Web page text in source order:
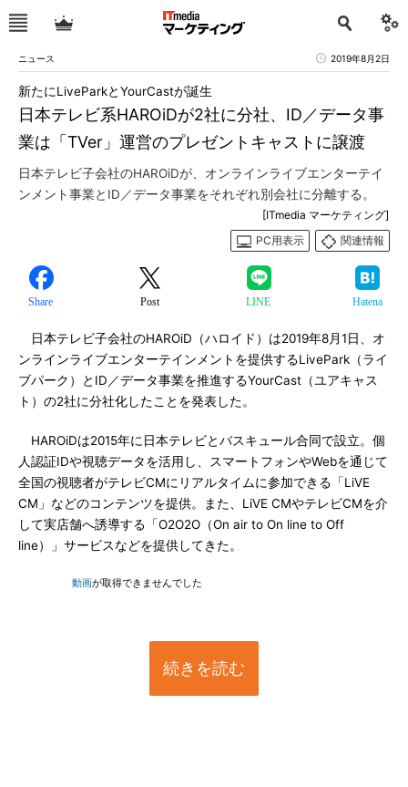
ニュース 2019年8月2日
日本テレビ系HAROiDが2社に分社、ID／データ事
業は「TVer」運営のプレゼントキャストに譲渡
新たにLiveParkとYourCastが誕生
日本テレビ子会社のHAROiDが、オンラインライブエンターテイ
ンメント事業とID／データ事業をそれぞれ別会社に分離する。
[ITmedia マーケティング]
PC用表示
関連情報
Share Post LINE Hatena
日本テレビ子会社のHAROiD（ハロイド）は2019年8月1日、オ
ンラインライブエンターテインメントを提供するLivePark（ライ
ブパーク）とID／データ事業を推進するYourCast（ユアキャス
ト）の2社に分社化したことを発表した。
HAROiDは2015年に日本テレビとバスキュール合同で設立。個
人認証IDや視聴データを活用し、スマートフォンやWebを通じて
全国の視聴者がテレビCMにリアルタイムに参加できる「LiVE
CM」などのコンテンツを提供。また、LiVE CMやテレビCMを介
して実店舗へ誘導する「O2O2O（On air to On line to Off
line）」サービスなどを提供してきた。
動画が取得できませんでした
続きを読む